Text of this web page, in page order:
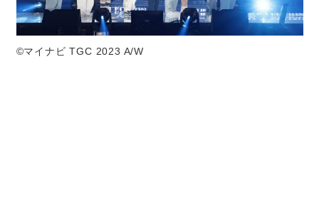
©マイナビ TGC 2023 A/W